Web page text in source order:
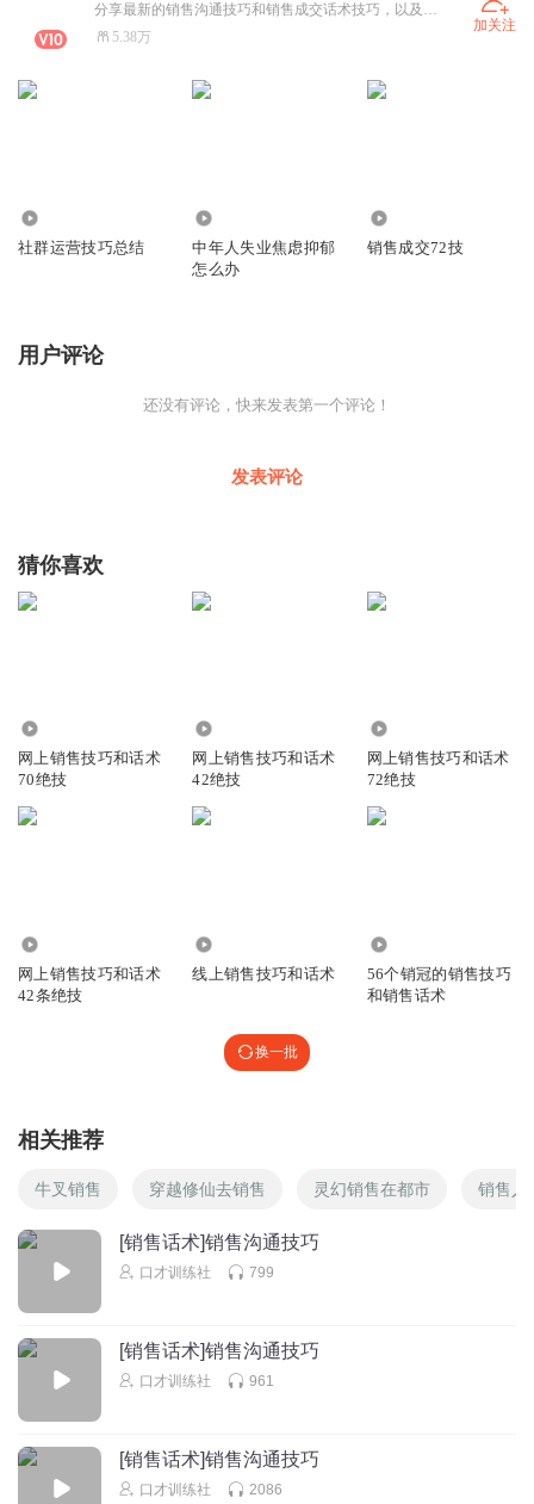
分享最新的销售沟通技巧和销售成交话术技巧，以及实体门店导购销售沟通技巧
5.38万
加关注
社群运营技巧总结
中年人失业焦虑抑郁
怎么办
销售成交72技
用户评论
还没有评论，快来发表第一个评论！
发表评论
猜你喜欢
网上销售技巧和话术
70绝技
网上销售技巧和话术
42绝技
网上销售技巧和话术
72绝技
网上销售技巧和话术
42条绝技
线上销售技巧和话术
56个销冠的销售技巧
和销售话术
换一批
相关推荐
牛叉销售 穿越修仙去销售 灵幻销售在都市 销售人
[销售话术]销售沟通技巧
口才训练社 799
[销售话术]销售沟通技巧
口才训练社 961
[销售话术]销售沟通技巧
口才训练社 2086